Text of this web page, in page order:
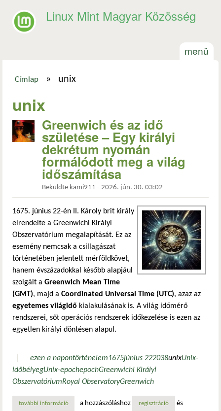
Linux Mint Magyar Közösség
menü
Címlap » unix
unix
Greenwich és az idő
születése – Egy királyi
dekrétum nyomán
formálódott meg a világ
időszámítása
Beküldte kami911 - 2026. jún. 30. 03:02
1675. június 22-én II. Károly brit király
elrendelte a Greenwichi Királyi
Obszervatórium megalapítását. Ez az
esemény nemcsak a csillagászat
történetében jelentett mérföldkövet,
hanem évszázadokkal később alapjául
szolgált a Greenwich Mean Time
(GMT), majd a Coordinated Universal Time (UTC), azaz az
egyetemes világidő kialakulásának is. A világ időmérő
rendszerei, sőt operációs rendszerek időkezelése is ezen az
egyetlen királyi döntésen alapul.
ezen a napontörténelem1675június 222038unixUnix-
időbélyegUnix-epochepochGreenwichi Királyi
ObszervatóriumRoyal ObservatoryGreenwich
további információgreenwich és az idő születése – egy királyi dekrétum
a hozzászóláshoz regisztráció és